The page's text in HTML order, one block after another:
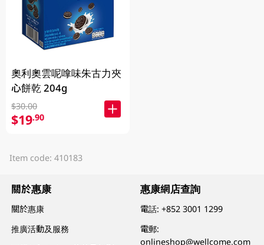
奧利奧雲呢嗱味朱古力夾
心餅乾 204g
$30.00
$19.90
Item code: 410183
關於惠康
關於惠康
推廣活動及服務
惠康網店查詢
電話:+852 3001 1299
電郵:
onlineshop@wellcome.com